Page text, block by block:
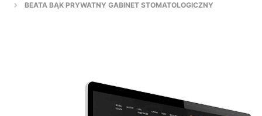
BEATA BĄK PRYWATNY GABINET STOMATOLOGICZNY